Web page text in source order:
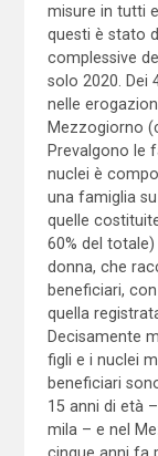
misure in tutti
questi è stato
complessive
solo 2020. Dei
nelle
Mezzogiorno
Prevalgono le
nuclei è
una famiglia
quelle
60% del
donna, che
beneficiari,
quella
Decisamente
figli e i nuclei
beneficiari
15 anni di età
mila – e nel